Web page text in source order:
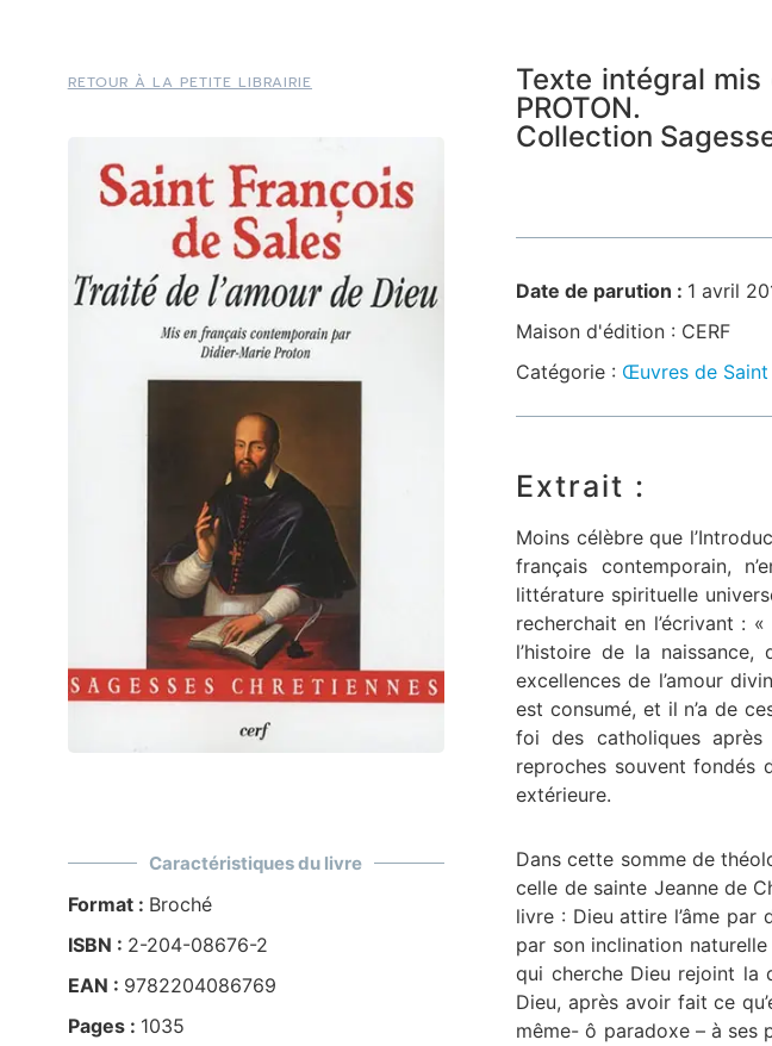
RETOUR À LA PETITE LIBRAIRIE
Caractéristiques du livre
Format : Broché
ISBN : 2-204-08676-2
EAN : 9782204086769
Pages : 1035
Texte intégral
PROTON.
Collection
Date de parution : 1 avril
Maison d'édition : CERF
Catégorie : Œuvres de Saint
Extrait :
Moins célèbre que
français contemporain,
littérature spirituelle
recherchait en l’écrivant :
l’histoire de la
excellences de l’amour
est consumé, et il n’a de
foi des catholiques
reproches souvent fondés
extérieure.
Dans cette somme de
celle de sainte Jeanne de
livre : Dieu attire l’âme par
par son inclination
qui cherche Dieu rejoint la
Dieu, après avoir fait ce
même- ô paradoxe – à ses